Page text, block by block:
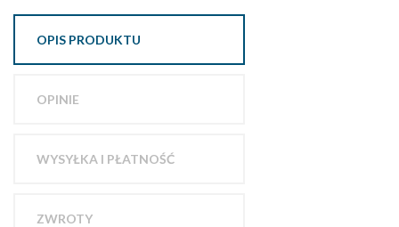
OPIS PRODUKTU
OPINIE
WYSYŁKA I PŁATNOŚĆ
ZWROTY